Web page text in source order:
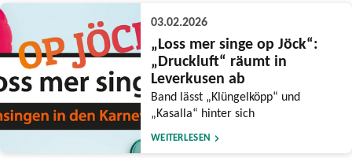
03.02.2026
„Loss mer singe op Jöck“:
„Druckluft“ räumt in
Leverkusen ab
Band lässt „Klüngelköpp“ und
„Kasalla“ hinter sich
WEITERLESEN